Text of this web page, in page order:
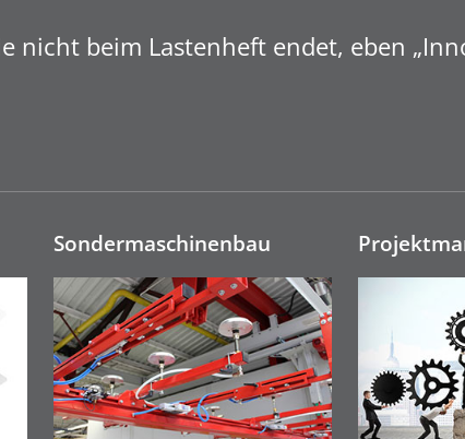
nicht beim Lastenheft endet, eben
Sonderma­schinen­bau